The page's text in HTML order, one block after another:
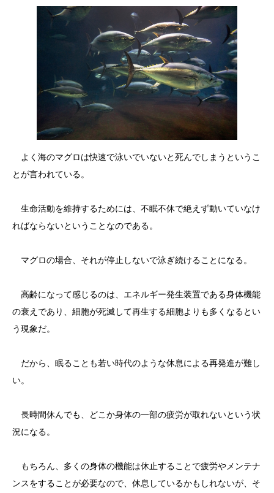
よく海のマグロは快速で泳いでいないと死んでしまうというこ
とが言われている。
生命活動を維持するためには、不眠不休で絶えず動いていなけ
ればならないということなのである。
マグロの場合、それが停止しないで泳ぎ続けることになる。
高齢になって感じるのは、エネルギー発生装置である身体機能
の衰えであり、細胞が死滅して再生する細胞よりも多くなるとい
う現象だ。
だから、眠ることも若い時代のような休息による再発進が難し
い。
長時間休んでも、どこか身体の一部の疲労が取れないという状
況になる。
もちろん、多くの身体の機能は休止することで疲労やメンテナ
ンスをすることが必要なので、休息しているかもしれないが、そ